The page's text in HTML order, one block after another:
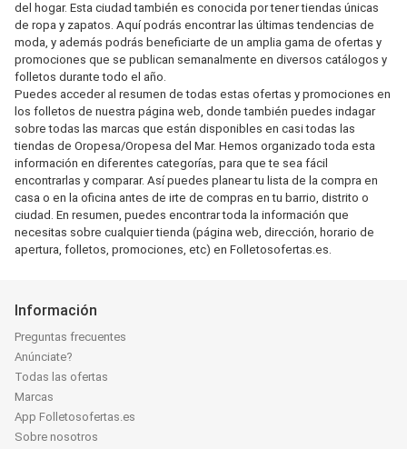
del hogar. Esta ciudad también es conocida por tener tiendas únicas
de ropa y zapatos. Aquí podrás encontrar las últimas tendencias de
moda, y además podrás beneficiarte de un amplia gama de ofertas y
promociones que se publican semanalmente en diversos catálogos y
folletos durante todo el año.
Puedes acceder al resumen de todas estas ofertas y promociones en
los folletos de nuestra página web, donde también puedes indagar
sobre todas las marcas que están disponibles en casi todas las
tiendas de Oropesa/Oropesa del Mar. Hemos organizado toda esta
información en diferentes categorías, para que te sea fácil
encontrarlas y comparar. Así puedes planear tu lista de la compra en
casa o en la oficina antes de irte de compras en tu barrio, distrito o
ciudad. En resumen, puedes encontrar toda la información que
necesitas sobre cualquier tienda (página web, dirección, horario de
apertura, folletos, promociones, etc) en Folletosofertas.es.
Información
Preguntas frecuentes
Anúnciate?
Todas las ofertas
Marcas
App Folletosofertas.es
Sobre nosotros